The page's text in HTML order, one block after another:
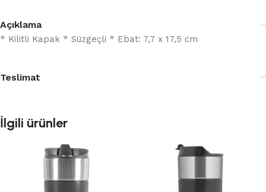
Açıklama
* Kilitli Kapak * Süzgeçli * Ebat: 7,7 x 17,5 cm
Teslimat
İlgili ürünler